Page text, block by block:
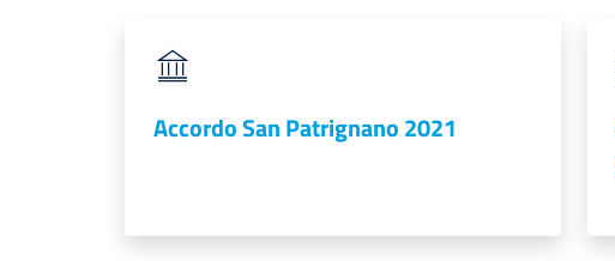
Accordo San Patrignano 2021